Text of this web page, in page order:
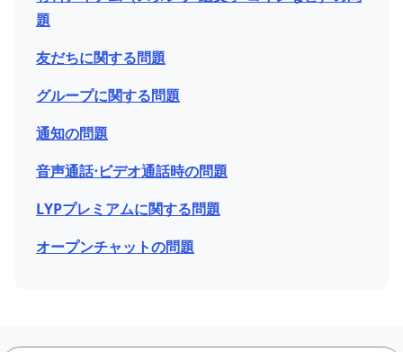
題
友だちに関する問題
グループに関する問題
通知の問題
音声通話⋅ビデオ通話時の問題
LYPプレミアムに関する問題
オープンチャットの問題